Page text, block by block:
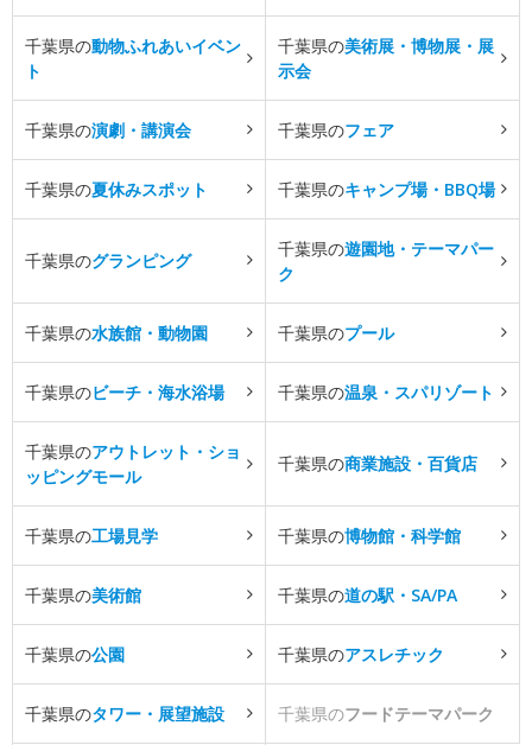
千葉県の動物ふれあいイベン
ト
千葉県の美術展・博物展・展
示会
千葉県の演劇・講演会 千葉県のフェア
千葉県の夏休みスポット 千葉県のキャンプ場・BBQ場
千葉県のグランピング
千葉県の遊園地・テーマパー
ク
千葉県の水族館・動物園 千葉県のプール
千葉県のビーチ・海水浴場 千葉県の温泉・スパリゾート
千葉県のアウトレット・ショ
ッピングモール
千葉県の商業施設・百貨店
千葉県の工場見学 千葉県の博物館・科学館
千葉県の美術館 千葉県の道の駅・SA/PA
千葉県の公園 千葉県のアスレチック
千葉県のタワー・展望施設 千葉県のフードテーマパーク